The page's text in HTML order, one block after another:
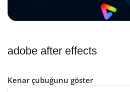
adobe after effects
Kenar çubuğunu göster